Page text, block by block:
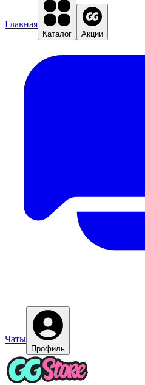
Главная
Каталог Акции
Чаты
Профиль